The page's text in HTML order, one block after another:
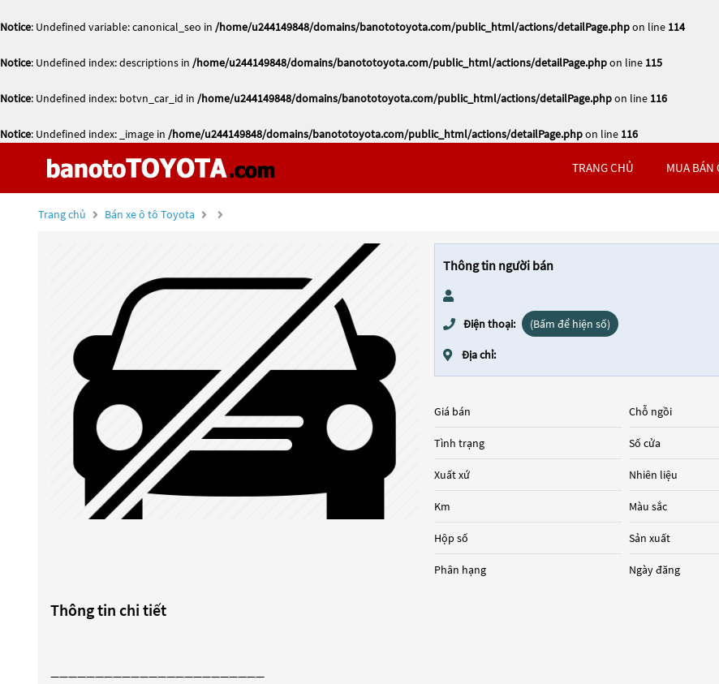
Notice: Undefined variable: canonical_seo in /home/u244149848/domains/banototoyota.com/public_html/actions/detailPage.phpon line 114
Notice: Undefined index: descriptions in /home/u244149848/domains/banototoyota.com/public_html/actions/detailPage.phpon line 115
Notice: Undefined index: botvn_car_id in /home/u244149848/domains/banototoyota.com/public_html/actions/detailPage.phpon line 116
Notice: Undefined index: _image in /home/u244149848/domains/banototoyota.com/public_html/actions/detailPage.phpon line 116
TRANG CHỦ MUA BÁN
Trang chủ Bán xe ô tô Toyota
Thông tin người bán
Điện thoại: (Bấm để hiện số)
Địa chỉ:
Giá bán
Tình trạng
Xuất xứ
Km
Hộp số
Phân hạng
Chỗ ngồi
Số cửa
Nhiên liệu
Màu sắc
Sản xuất
Ngày đăng
Thông tin chi tiết
————————————————————————